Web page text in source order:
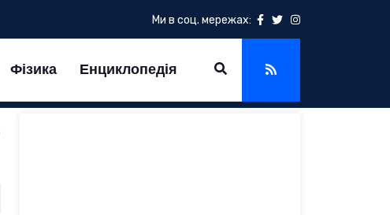
Ми в соц. мережах:
Фізика Енциклопедія